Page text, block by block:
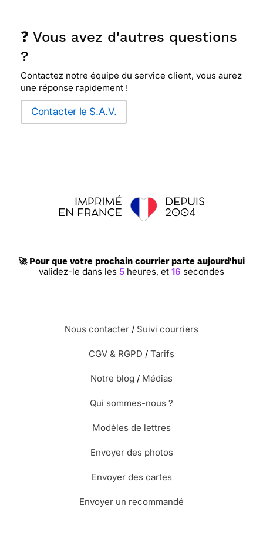
❓ Vous avez d'autres questions
?
Contactez notre équipe du service client, vous aurez
une réponse rapidement !
Contacter le S.A.V.
🚀 Pour que votre prochain courrier parte aujourd'hui
validez-le dans les5 heures,et15 secondes
Nous contacter / Suivi courriers
CGV & RGPD / Tarifs
Notre blog / Médias
Qui sommes-nous ?
Modèles de lettres
Envoyer des photos
Envoyer des cartes
Envoyer un recommandé